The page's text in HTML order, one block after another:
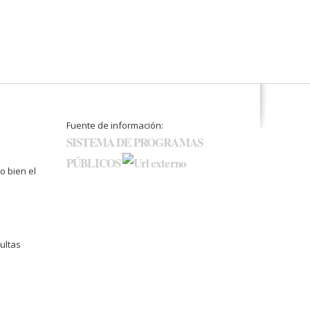
bien el
Fuente de información:
SISTEMA DE PROGRAMAS
PÚBLICOS